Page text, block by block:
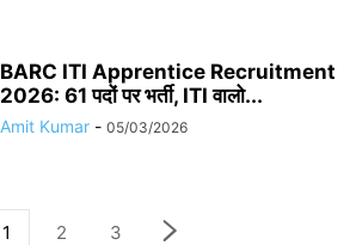
BARC ITI Apprentice Recruitment
2026: 61 पदों पर भर्ती, ITI वालो...
Amit Kumar - 05/03/2026
1 2 3